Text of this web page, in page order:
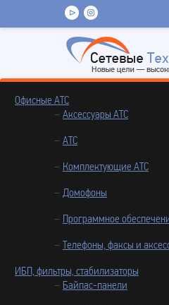
Офисные АТС
Аксессуары АТС
АТС
Комплектующие АТС
Домофоны
Программное
Телефоны, факсы и
ИБП, фильтры, стабилизаторы
Байпас-панели